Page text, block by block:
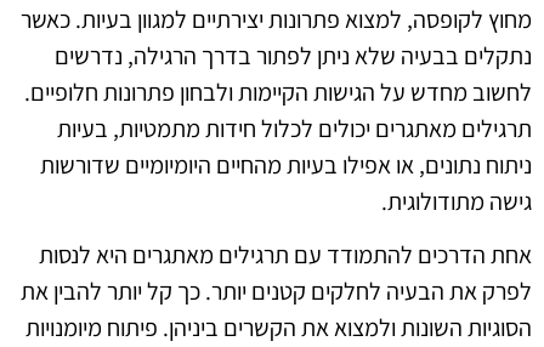
מחוץ לקופסה, למצוא פתרונות יצירתיים למגוון בעיות. כאשר
נתקלים בבעיה שלא ניתן לפתור בדרך הרגילה, נדרשים
לחשוב מחדש על הגישות הקיימות ולבחון פתרונות חלופיים.
תרגילים מאתגרים יכולים לכלול חידות מתמטיות, בעיות
ניתוח נתונים, או אפילו בעיות מהחיים היומיומיים שדורשות
גישה מתודולוגית.
אחת הדרכים להתמודד עם תרגילים מאתגרים היא לנסות
לפרק את הבעיה לחלקים קטנים יותר. כך קל יותר להבין את
הסוגיות השונות ולמצוא את הקשרים ביניהן. פיתוח מיומנויות